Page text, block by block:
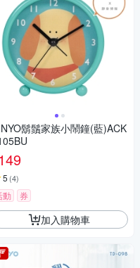
鬍鬚家族小鬧鐘(藍)ACK
149
5 (4)
動 券
加入購物車